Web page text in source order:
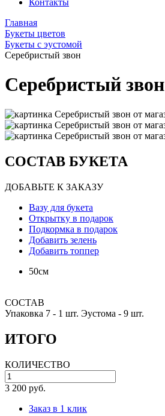
Контакты
Главная
Букеты цветов
Букеты с эустомой
Серебристый звон
Серебристый звон
СОСТАВ БУКЕТА
ДОБАВЬТЕ К ЗАКАЗУ
Вазу для букета
Открытку в подарок
Подкормка в подарок
Добавить зелень
Добавить топпер
50см
СОСТАВ
Упаковка 7 - 1 шт. Эустома - 9 шт.
ИТОГО
КОЛИЧЕСТВО
3 200 руб.
Заказ в 1 клик